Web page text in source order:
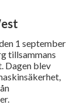
1 september
tillsammans
Dagen blev